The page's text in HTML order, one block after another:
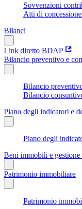
Sovvenzioni
Atti di
Bilanci
Link diretto BDAP
Bilancio preventivo e
Bilancio
Bilancio
Piano degli indicatori e
Piano degli
Beni immobili e
Patrimonio immobiliare
Patrimonio